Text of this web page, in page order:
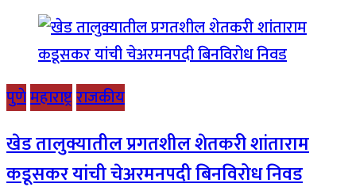
पुणेमहाराष्ट्रराजकीय
खेड तालुक्यातील प्रगतशील शेतकरी शांताराम
कडूसकर यांची चेअरमनपदी बिनविरोध निवड